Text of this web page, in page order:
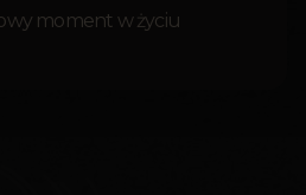
moment w życiu